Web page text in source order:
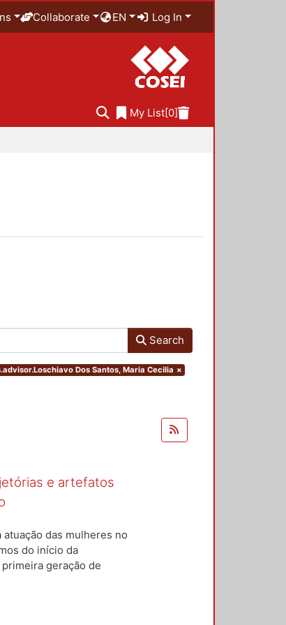
Collaborate EN Log In
My List[0]
Search
Dos Santos, Maria Cecilia ×
e artefatos
das mulheres no
do início da
geração de